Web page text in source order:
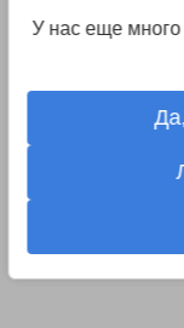
У нас еще много